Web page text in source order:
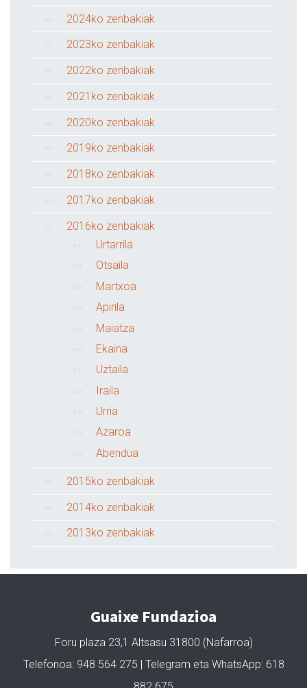
2024ko zenbakiak
2023ko zenbakiak
2022ko zenbakiak
2021ko zenbakiak
2020ko zenbakiak
2019ko zenbakiak
2018ko zenbakiak
2017ko zenbakiak
2016ko zenbakiak
Urtarrila
Otsaila
Martxoa
Apirila
Maiatza
Ekaina
Uztaila
Iraila
Urria
Azaroa
Abendua
2015ko zenbakiak
2014ko zenbakiak
2013ko zenbakiak
Guaixe Fundazioa
Foru plaza 23,1 Altsasu 31800 (Nafarroa)
Telefonoa: 948 564 275 | Telegram eta WhatsApp: 618